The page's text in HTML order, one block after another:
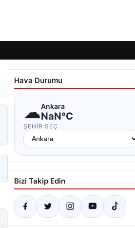
Hava Durumu
☁Ankara
NaN°C
ŞEHIR SEÇ
Bizi Takip Edin